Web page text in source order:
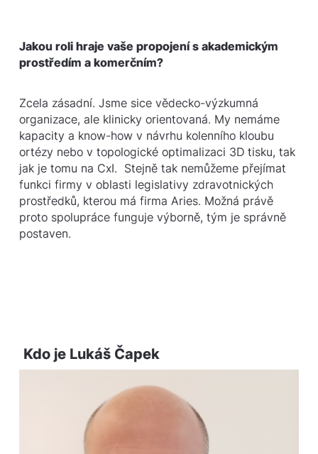
Jakou roli hraje vaše propojení s akademickým
prostředím a komerčním?
Zcela zásadní. Jsme sice vědecko-výzkumná
organizace, ale klinicky orientovaná. My nemáme
kapacity a know-how v návrhu kolenního kloubu
ortézy nebo v topologické optimalizaci 3D tisku, tak
jak je tomu na CxI. Stejně tak nemůžeme přejímat
funkci firmy v oblasti legislativy zdravotnických
prostředků, kterou má firma Aries. Možná právě
proto spolupráce funguje výborně, tým je správně
postaven.
Kdo je Lukáš Čapek